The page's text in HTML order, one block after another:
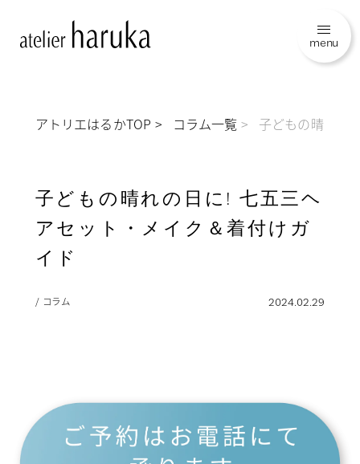
menu
アトリエはるかTOP コラム一覧 子どもの晴れの
子どもの晴れの日に! 七五三ヘ
アセット・メイク＆着付けガ
イド
/ コラム 2024.02.29